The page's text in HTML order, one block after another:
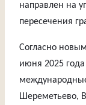
направлен на
пересечения
Согласно
июня 2025
Шереметьево,